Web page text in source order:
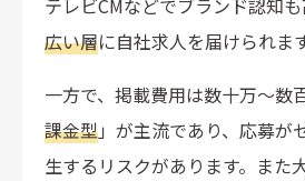
テレビCMなどでブランド認知も
広い層に自社求人を届けられます
一方で、掲載費用は数十万〜数
課金型」が主流であり、応募が
生するリスクがあります。また